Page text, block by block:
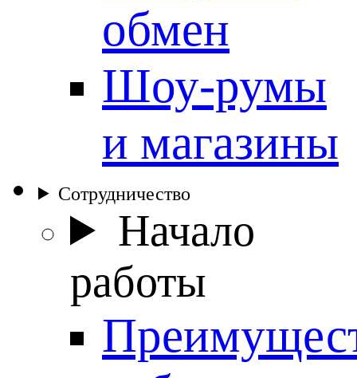
обмен
Шоу-румы
и магазины
Сотрудничество
Начало
работы